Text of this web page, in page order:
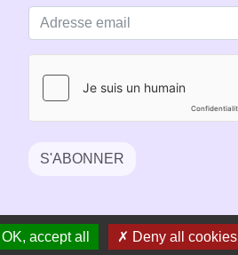
S'ABONNER
OK, accept all Deny all cookies